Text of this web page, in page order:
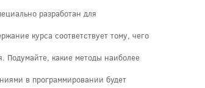
разработан для
курса соответствует тому, чего
Подумайте, какие методы наиболее
в программировании будет